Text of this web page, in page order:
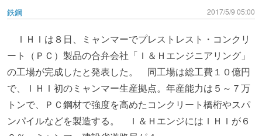
鉄鋼 2017/5/9 05:00
ＩＨＩは８日、ミャンマーでプレストレスト・コンクリ
ート（ＰＣ）製品の合弁会社「Ｉ＆Ｈエンジニアリング」
の工場が完成したと発表した。 同工場は総工費１０億円
で、ＩＨＩ初のミャンマー生産拠点。年産能力は５～７万
トンで、ＰＣ鋼材で強度を高めたコンクリート橋桁やスパ
ンパイルなどを製造する。 Ｉ＆ＨエンジにはＩＨＩが６